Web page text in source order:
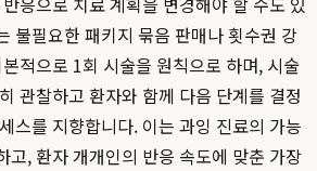
불필요한 패키지 묶음 판매나 횟수권 강
적으로 1회 시술을 원칙으로 하며, 시술
관찰하고 환자와 함께 다음 단계를 결정
스를 지향합니다. 이는 과잉 진료의 가능
고, 환자 개개인의 반응 속도에 맞춘 가장